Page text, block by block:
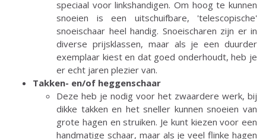
speciaal voor linkshandigen. Om hoog te kunnen
snoeien is een uitschuifbare, 'telescopische'
snoeischaar heel handig. Snoeischaren zijn er in
diverse prijsklassen, maar als je een duurder
exemplaar kiest en dat goed onderhoudt, heb je
er echt jaren plezier van.
Takken- en/of heggenschaar
Deze heb je nodig voor het zwaardere werk, bij
dikke takken en het sneller kunnen snoeien van
grote hagen en struiken. Je kunt kiezen voor een
handmatige schaar, maar als je veel flinke hagen